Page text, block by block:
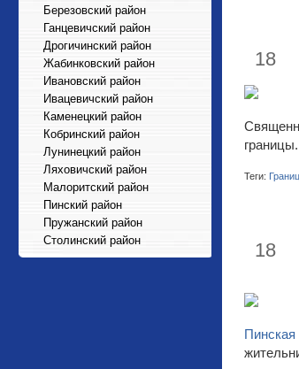
Березовский район
Ганцевичский район
Дрогичинский район
Жабинковский район
Ивановский район
Ивацевичский район
Каменецкий район
Кобринский район
Лунинецкий район
Ляховичский район
Малоритский район
Пинский район
Пружанский район
Столинский район
18
границы.
Теги:
18
Пинская